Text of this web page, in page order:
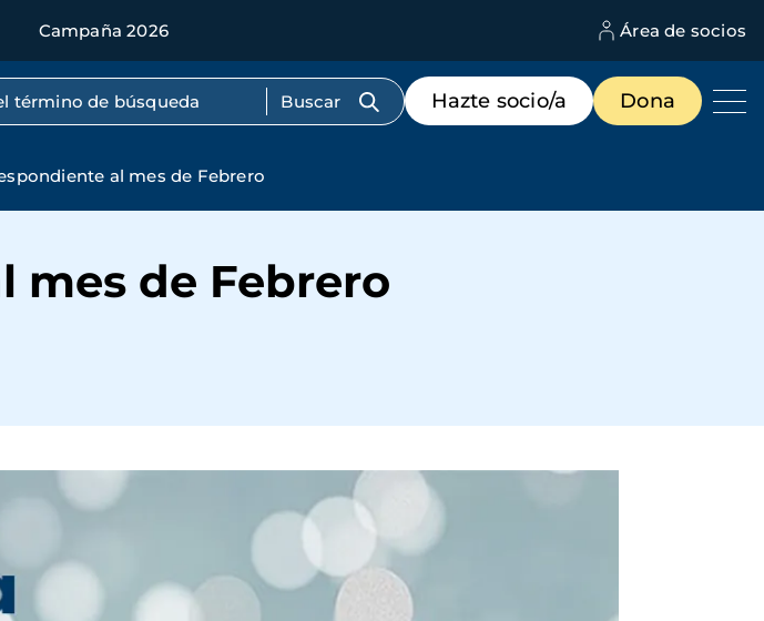
Campaña 2026 Área de socios
por texto completo
Menú
de
destacados
Hazte socio/a Dona
al mes de Febrero
mes de Febrero